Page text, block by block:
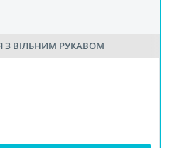
З ВІЛЬНИМ РУКАВОМ